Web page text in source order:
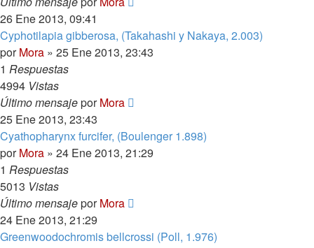
26 Ene 2013, 09:41
Cyphotilapia gibberosa, (Takahashi y Nakaya, 2.003)
porMora » 25 Ene 2013, 23:43
1 Respuestas
4994 Vistas
Último mensajeporMora
25 Ene 2013, 23:43
Cyathopharynx furcifer, (Boulenger 1.898)
porMora » 24 Ene 2013, 21:29
1 Respuestas
5013 Vistas
Último mensajeporMora
24 Ene 2013, 21:29
Greenwoodochromis bellcrossi (Poll, 1.976)